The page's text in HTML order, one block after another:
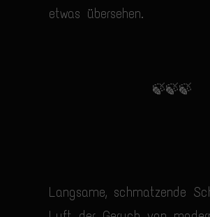
etwas übersehen.
🍃🍃🍃
Langsame, schmatzende